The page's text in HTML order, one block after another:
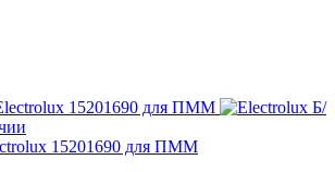
Б/
15201690 для ПММ